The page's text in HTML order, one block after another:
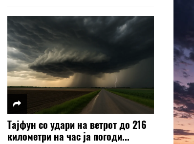
Тајфун со удари на ветрот до 216
километри на час ја погоди...